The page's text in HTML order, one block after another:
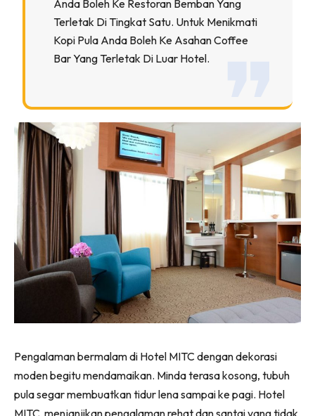
Landed
Ilham Impiana 360
Ilham Impiana Inspirasi Selebriti
Impiana TV
Casa Impiana
Impiana MakeOver
Lahar Dekor
Sembang Dekor
Sembang Laman
Tip Impiana
Tip Laman
Anda Boleh Ke Restoran Bemban Yang
Terletak Di Tingkat Satu. Untuk Menikmati
Kopi Pula Anda Boleh Ke Asahan Coffee
Bar Yang Terletak Di Luar Hotel.
Pengalaman bermalam di Hotel MITC dengan dekorasi
moden begitu mendamaikan. Minda terasa kosong, tubuh
pula segar membuatkan tidur lena sampai ke pagi. Hotel